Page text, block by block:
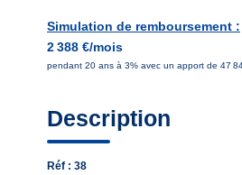
Simulation de remboursement :
2 388 €/mois
pendant 20 ans à 3% avec un apport de 47
Description
Réf : 38